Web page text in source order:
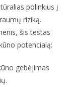
polinkius į
riziką.
šis testas
potencialą:
gebėjimas